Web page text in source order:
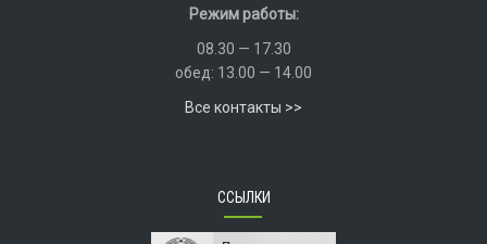
Режим работы:
08.30 — 17.30
обед: 13.00 — 14.00
Все контакты >>
ССЫЛКИ